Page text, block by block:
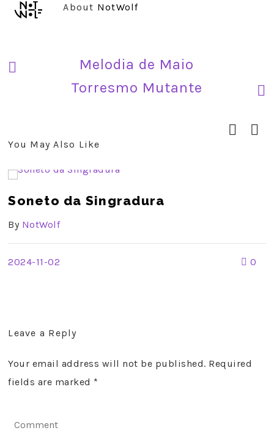
About NotWolf
Melodia de Maio
Torresmo Mutante
You May Also Like
Soneto da Singradura
By NotWolf
2024-11-02 0
Leave a Reply
Your email address will not be published. Required
fields are marked *